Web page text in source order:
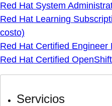
Red Hat System
Red Hat Learning
costo)
Red Hat Certified Engineer
Red Hat Certified
Servicios